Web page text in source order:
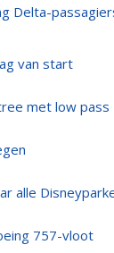
Delta-
van start
met low pass
alle
757-vloot